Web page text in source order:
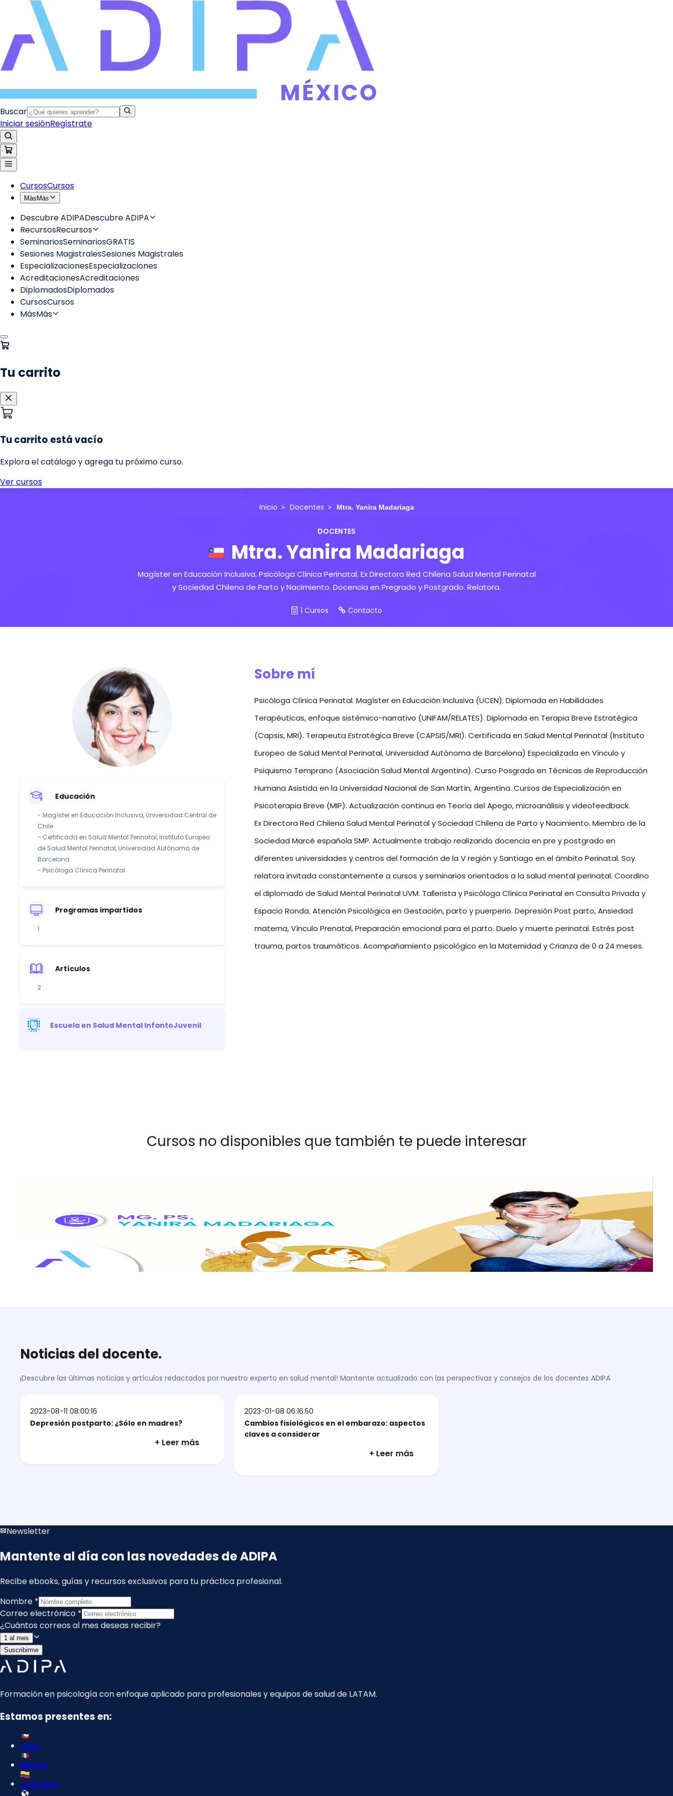
Inicio Docentes Mtra. Yanira Madariaga
DOCENTES
Mtra. Yanira Madariaga
Magíster en Educación Inclusiva. Psicóloga Clínica Perinatal. Ex Directora Red Chilena Salud Mental Perinatal
y Sociedad Chilena de Parto y Nacimiento. Docencia en Pregrado y Postgrado. Relatora.
1 Cursos Contacto
Educación
- Magíster en Educación Inclusiva, Universidad Central de
Chile
- Certificada en Salud Mental Perinatal, Instituto Europeo
de Salud Mental Perinatal, Universidad Autónoma de
Barcelona
- Psicóloga Clínica Perinatal
Programas impartidos
1
Artículos
2
Escuela en Salud Mental InfantoJuvenil
Sobre mí
Psicóloga Clínica Perinatal. Magíster en Educación Inclusiva (UCEN). Diplomada en Habilidades
Terapéuticas, enfoque sistémico-narrativo (UNIFAM/RELATES). Diplomada en Terapia Breve Estratégica
(Capsis, MRI). Terapeuta Estratégica Breve (CAPSIS/MRI). Certificada en Salud Mental Perinatal (Instituto
Europeo de Salud Mental Perinatal, Universidad Autónoma de Barcelona) Especializada en Vínculo y
Psiquismo Temprano (Asociación Salud Mental Argentina). Curso Posgrado en Técnicas de Reproducción
Humana Asistida en la Universidad Nacional de San Martín, Argentina. Cursos de Especialización en
Psicoterapia Breve (MIP). Actualización continua en Teoría del Apego, microanálisis y videofeedback.
Ex Directora Red Chilena Salud Mental Perinatal y Sociedad Chilena de Parto y Nacimiento. Miembro de la
Sociedad Marcé española SMP. Actualmente trabajo realizando docencia en pre y postgrado en
diferentes universidades y centros del formación de la V región y Santiago en el ámbito Perinatal. Soy
relatora invitada constantemente a cursos y seminarios orientados a la salud mental perinatal. Coordino
el diplomado de Salud Mental Perinatal UVM. Tallerista y Psicóloga Clínica Perinatal en Consulta Privada y
Espacio Ronda. Atención Psicológica en Gestación, parto y puerperio. Depresión Post parto, Ansiedad
materna, Vínculo Prenatal, Preparación emocional para el parto. Duelo y muerte perinatal. Estrés post
trauma, partos traumáticos. Acompañamiento psicológico en la Maternidad y Crianza de 0 a 24 meses.
Cursos no disponibles que también te puede interesar
Noticias del docente.
¡Descubre las últimas noticias y artículos redactados por nuestro experto en salud mental! Mantente actualizado con las perspectivas y consejos de los docentes ADIPA
2023-08-11 08:00:16
Depresión postparto: ¿Sólo en madres?
+ Leer más
2023-01-08 06:16:50
Cambios fisiológicos en el embarazo: aspectos
claves a considerar
+ Leer más